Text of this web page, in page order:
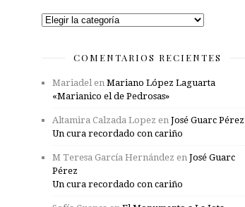
Categorías
COMENTARIOS RECIENTES
Mariadelen Mariano López Laguarta
«Marianico el de Pedrosas»
Altamira Calzada Lopez en José Guarc Pérez
Un cura recordado con cariño
M Teresa García Hernández en José Guarc
Pérez
Un cura recordado con cariño